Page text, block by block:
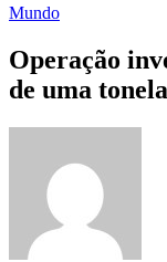
Mundo
Operação
de uma